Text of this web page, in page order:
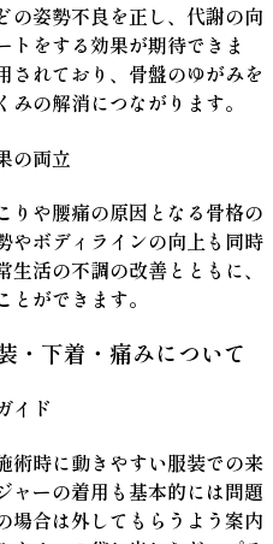
の姿勢不良を正し、代謝の向
トをする効果が期待できま
されており、骨盤のゆがみを
の解消につながります。
の両立
りや腰痛の原因となる骨格の
やボディラインの向上も同時
活の不調の改善とともに、
ができます。
・下着・痛みについて
イド
術時に動きやすい服装での来
ャーの着用も基本的には問題
場合は外してもらうよう案内